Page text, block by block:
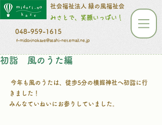
​​​​​社会福祉法人 緑の風福祉会
みさとで、笑顔いっぱい！
048-959-1615
f-midorinokaze@asahi-net.email.ne.jp
初詣 風のうた編
きました！
みんなていねいにお参りしていました。